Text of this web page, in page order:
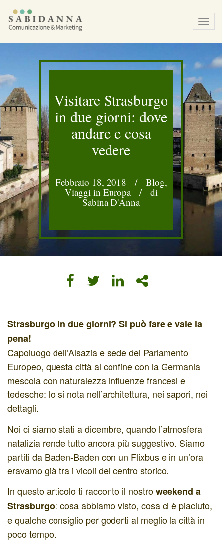
Visitare Strasburgo
in due giorni: dove
andare e cosa
vedere
Febbraio 18, 2018 / Blog,
Viaggi in Europa/ di
Sabina D'Anna
Strasburgo in due giorni? Si può fare e vale la
pena!
Capoluogo dell’Alsazia e sede del Parlamento
Europeo, questa città al confine con la Germania
mescola con naturalezza influenze francesi e
tedesche: lo si nota nell’architettura, nei sapori, nei
dettagli.
Noi ci siamo stati a dicembre, quando l’atmosfera
natalizia rende tutto ancora più suggestivo. Siamo
partiti da Baden-Baden con un Flixbus e in un’ora
eravamo già tra i vicoli del centro storico.
In questo articolo ti racconto il nostroweekend a
Strasburgo: cosa abbiamo visto, cosa ci è piaciuto,
e qualche consiglio per goderti al meglio la città in
poco tempo.